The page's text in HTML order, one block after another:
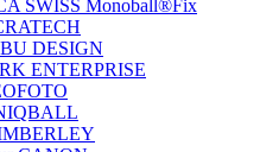
SWISS Monoball®Fix
DESIGN
ENTERPRISE